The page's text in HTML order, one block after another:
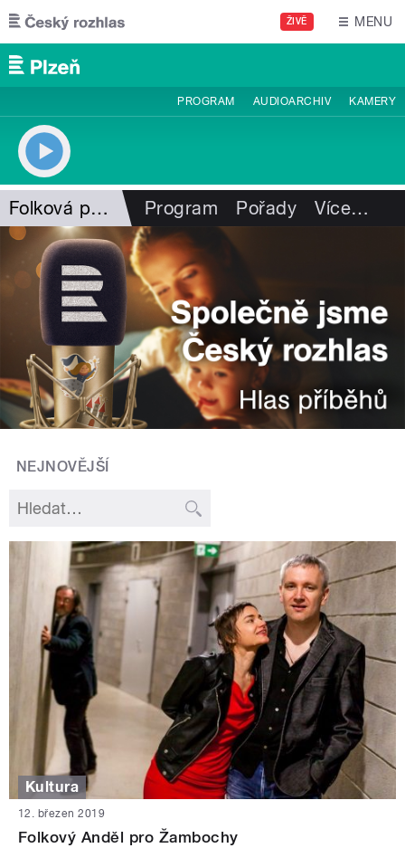
Přejít k hlavnímu obsahu
ŽIVĚ MENU
PROGRAM AUDIOARCHIV KAMERY
Folková pohlazení Program Pořady Více…
NEJNOVĚJŠÍ
Kultura
12. březen 2019
Folkový Anděl pro Žambochy